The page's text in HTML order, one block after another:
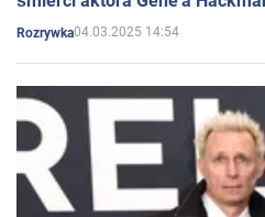
Rozrywka04.03.2025 14:54